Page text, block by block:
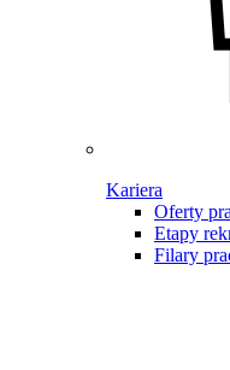
Kariera
Oferty
Etapy
Filary